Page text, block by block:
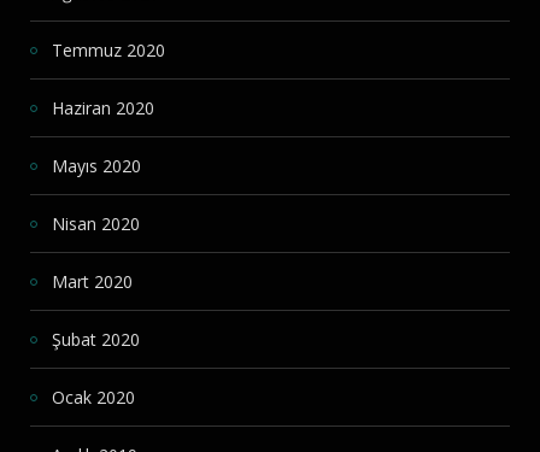
Temmuz 2020
Haziran 2020
Mayıs 2020
Nisan 2020
Mart 2020
Şubat 2020
Ocak 2020